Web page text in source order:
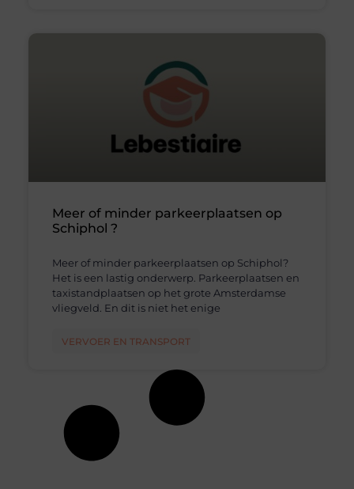
Meer of minder parkeerplaatsen op
Schiphol ?
Meer of minder parkeerplaatsen op Schiphol?
Het is een lastig onderwerp. Parkeerplaatsen en
taxistandplaatsen op het grote Amsterdamse
vliegveld. En dit is niet het enige
VERVOER EN TRANSPORT